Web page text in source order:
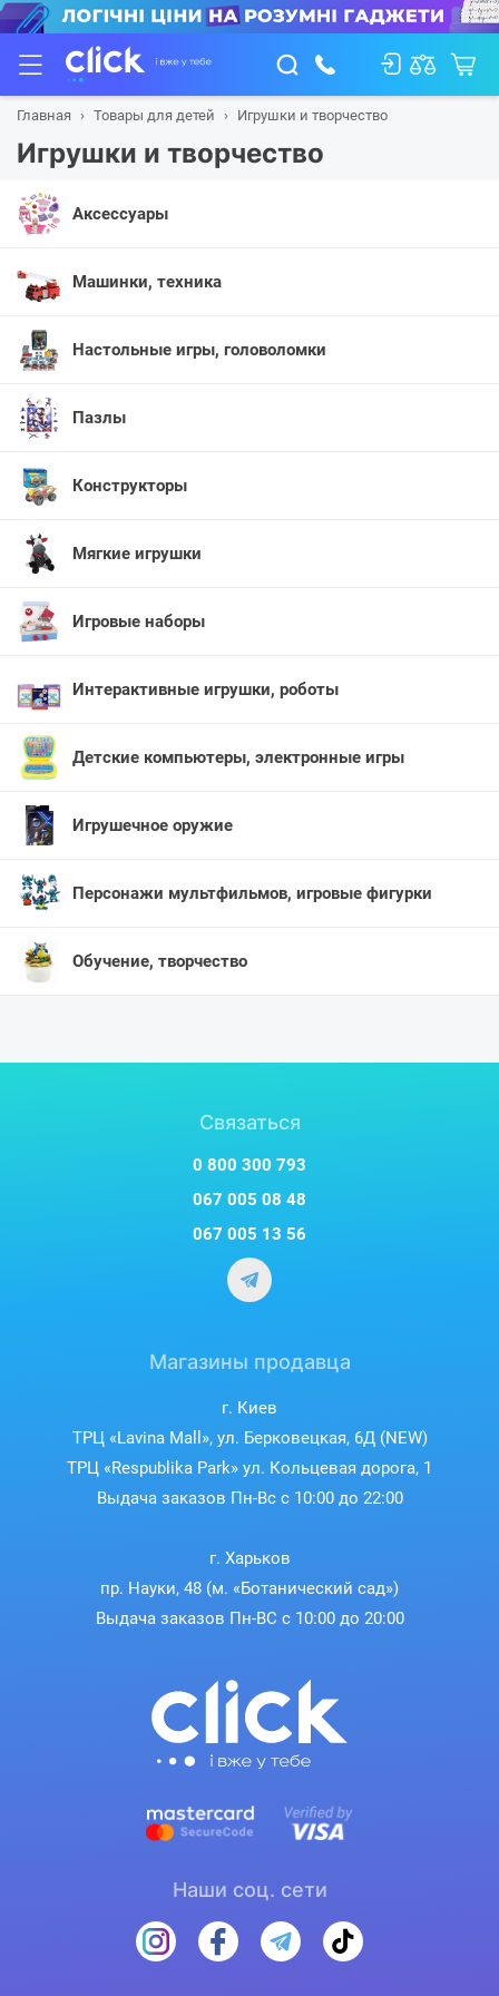
Главная Товары для детей Игрушки и творчество
Игрушки и творчество
Аксессуары
Машинки, техника
Настольные игры, головоломки
Пазлы
Конструкторы
Мягкие игрушки
Игровые наборы
Интерактивные игрушки, роботы
Детские компьютеры, электронные игры
Игрушечное оружие
Персонажи мультфильмов, игровые фигурки
Обучение, творчество
Связаться
0 800 300 793
067 005 08 48
067 005 13 56
Магазины продавца
г. Киев
ТРЦ «Lavina Mall», ул. Берковецкая, 6Д (NEW)
ТРЦ «Respublika Park» ул. Кольцевая дорога, 1
Выдача заказов Пн-Вс с 10:00 до 22:00
г. Харьков
пр. Науки, 48 (м. «Ботанический сад»)
Выдача заказов Пн-ВС с 10:00 до 20:00
Наши соц. сети